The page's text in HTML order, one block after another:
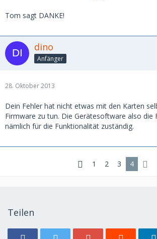
Tom sagt DANKE!
dino
Anfänger
28. Oktober 2013
Dein Fehler hat nicht etwas mit den Karten
Firmware zu tun. Die Gerätesoftware also die
nämlich für die Funktionalität zuständig.
1 2 3 4
Teilen